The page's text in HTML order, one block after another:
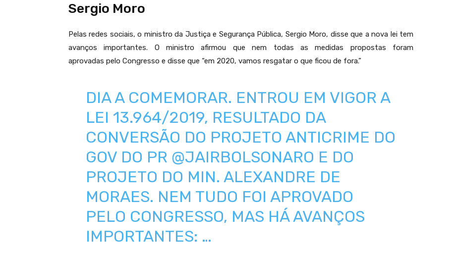
Sergio Moro
Pelas redes sociais, o ministro da Justiça e Segurança Pública, Sergio Moro, disse que a nova lei tem
avanços importantes. O ministro afirmou que nem todas as medidas propostas foram
aprovadas pelo Congresso e disse que “em 2020, vamos resgatar o que ficou de fora.”
DIA A COMEMORAR. ENTROU EM VIGOR A
LEI 13.964/2019, RESULTADO DA
CONVERSÃO DO PROJETO ANTICRIME DO
GOV DO PR @JAIRBOLSONARO E DO
PROJETO DO MIN. ALEXANDRE DE
MORAES. NEM TUDO FOI APROVADO
PELO CONGRESSO, MAS HÁ AVANÇOS
IMPORTANTES: …